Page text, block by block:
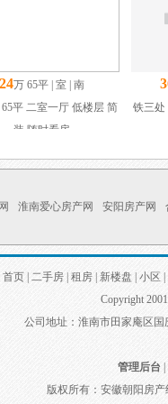
24万 65平 | 室 | 南
平 二室一厅 低楼层 简
装 随时看房
铁三处
淮南爱心房产网 安阳房产网
首页 二手房 租房 新楼盘 小区
Copyright
公司地址：淮南市田家庵区
管理后台|
版权所有：安徽朝阳房